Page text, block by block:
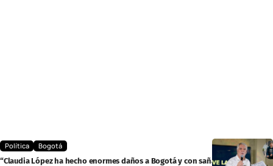
Política
Bogotá
“Claudia López ha hecho enormes daños a Bogotá y con saña quiere hacerlos